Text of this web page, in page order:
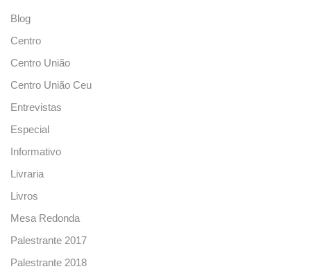
Blog
Centro
Centro União
Centro União Ceu
Entrevistas
Especial
Informativo
Livraria
Livros
Mesa Redonda
Palestrante 2017
Palestrante 2018